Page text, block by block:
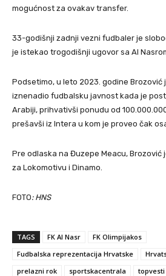
mogućnost za ovakav transfer.
33-godišnji zadnji vezni fudbaler je
je istekao trogodišnji ugovor sa Al
Podsetimo, u leto 2023. godine Brozović
iznenadio fudbalsku javnost kada je
Arabiji, prihvativši ponudu od
prešavši iz Intera u kom je proveo čak
Pre odlaska na Đuzepe Meacu, Brozović
za Lokomotivu i Dinamo.
FOTO: HNS
TAGS FK Al Nasr
FK Olimpijakos
Fudbalska reprezentacija Hrvatske
prelazni rok
sportskacentrala topvesti